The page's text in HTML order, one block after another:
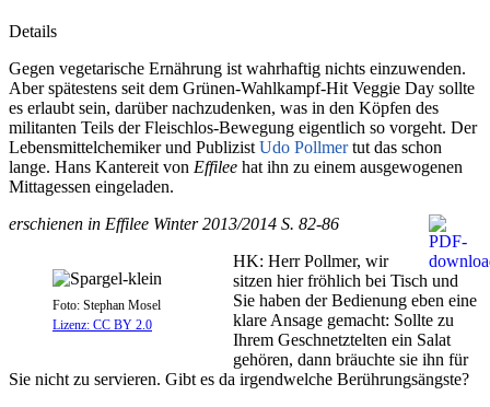
Details
Gegen vegetarische Ernährung ist wahrhaftig nichts einzuwenden.
Aber spätestens seit dem Grünen-Wahlkampf-Hit Veggie Day sollte
es erlaubt sein, darüber nachzudenken, was in den Köpfen des
militanten Teils der Fleischlos-Bewegung eigentlich so vorgeht. Der
Lebensmittelchemiker und Publizist Udo Pollmertut das schon
lange. Hans Kantereit von Effilee hat ihn zu einem ausgewogenen
Mittagessen eingeladen.
erschienen in Effilee Winter 2013/2014 S. 82-86
Foto: Stephan Mosel
Lizenz: CC BY 2.0
HK: Herr Pollmer, wir
sitzen hier fröhlich bei Tisch und
Sie haben der Bedienung eben eine
klare Ansage gemacht: Sollte zu
Ihrem Geschnetztelten ein Salat
gehören, dann bräuchte sie ihn für
Sie nicht zu servieren. Gibt es da irgendwelche Berührungsängste?